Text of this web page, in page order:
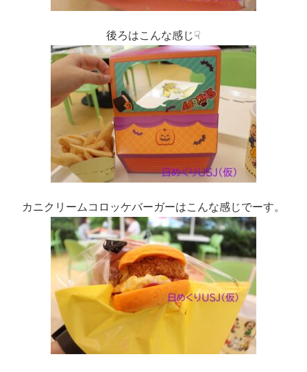
後ろはこんな感じ☟
カニクリームコロッケバーガーはこんな感じでーす。